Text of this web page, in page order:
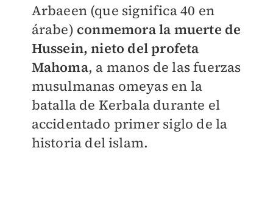
Arbaeen (que significa 40 en
árabe) conmemora la muerte de
Hussein, nieto del profeta
Mahoma, a manos de las fuerzas
musulmanas omeyas en la
batalla de Kerbala durante el
accidentado primer siglo de la
historia del islam.